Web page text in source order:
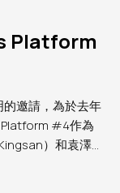
Platform
邀請，為於去年
#4作為
）和袁澤森
計劃的經驗和